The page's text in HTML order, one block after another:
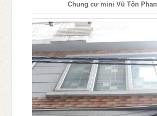
Chung cư mini Vũ Tôn Phan